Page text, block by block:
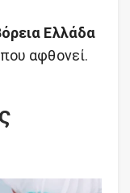
Ελλάδα
αφθονεί.